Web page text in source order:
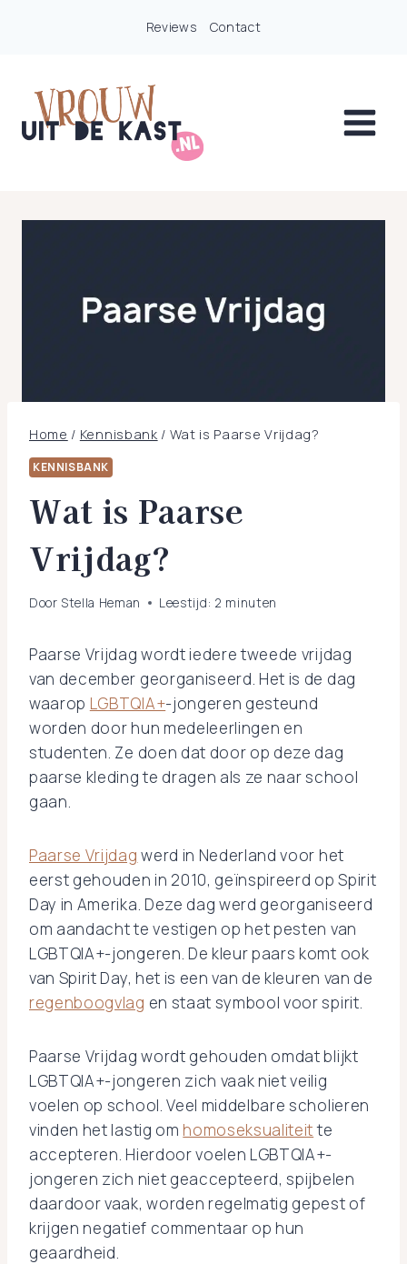
Reviews Contact
Home / Kennisbank / Wat is Paarse Vrijdag?
KENNISBANK
Wat is Paarse
Vrijdag?
Door Stella Heman Leestijd: 2 minuten
Paarse Vrijdag wordt iedere tweede vrijdag
van december georganiseerd. Het is de dag
waarop LGBTQIA+-jongeren gesteund
worden door hun medeleerlingen en
studenten. Ze doen dat door op deze dag
paarse kleding te dragen als ze naar school
gaan.
Paarse Vrijdag werd in Nederland voor het
eerst gehouden in 2010, geïnspireerd op Spirit
Day in Amerika. Deze dag werd georganiseerd
om aandacht te vestigen op het pesten van
LGBTQIA+-jongeren. De kleur paars komt ook
van Spirit Day, het is een van de kleuren van de
regenboogvlag en staat symbool voor spirit.
Paarse Vrijdag wordt gehouden omdat blijkt
LGBTQIA+-jongeren zich vaak niet veilig
voelen op school. Veel middelbare scholieren
vinden het lastig om homoseksualiteitte
accepteren. Hierdoor voelen LGBTQIA+-
jongeren zich niet geaccepteerd, spijbelen
daardoor vaak, worden regelmatig gepest of
krijgen negatief commentaar op hun
geaardheid.